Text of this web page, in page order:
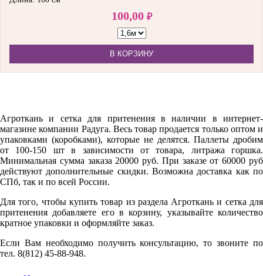
100,00 ₽
В КОРЗИНУ
Агроткань и сетка для притенения в наличии в интернет-
магазине компании Радуга. Весь товар продается только оптом и
упаковками (коробками), которые не делятся. Паллеты дробим
от 100-150 шт в зависимости от товара, литража горшка.
Минимальная сумма заказа 20000 руб. При заказе от 60000 руб
действуют дополнительные скидки. Возможна доставка как по
СПб, так и по всей России.
Для того, чтобы купить товар из раздела Агроткань и сетка для
притенения добавляете его в корзину, указывайте количество
кратное упаковки и оформляйте заказ.
Если Вам необходимо получить консультацию, то звоните по
тел. 8(812) 45-88-948.